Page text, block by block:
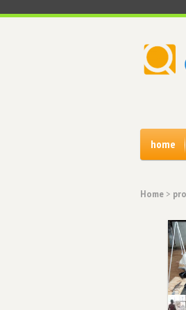
home
Home >